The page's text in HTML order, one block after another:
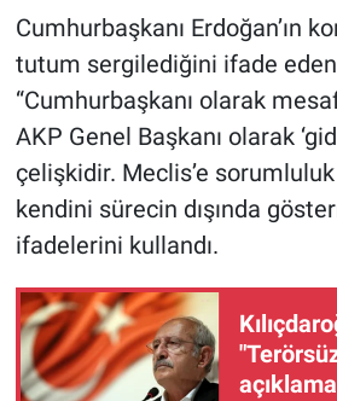
Cumhurbaşkanı Erdoğan’ın
tutum sergilediğini ifade
“Cumhurbaşkanı olarak
AKP Genel Başkanı olarak
çelişkidir. Meclis’e
kendini sürecin dışında
ifadelerini kullandı.